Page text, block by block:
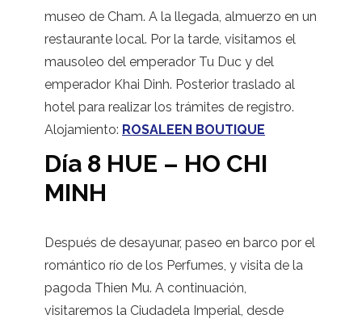
museo de Cham. A la llegada, almuerzo en un
restaurante local. Por la tarde, visitamos el
mausoleo del emperador Tu Duc y del
emperador Khai Dinh. Posterior traslado al
hotel para realizar los trámites de registro.
Alojamiento: ROSALEEN BOUTIQUE
Día 8 HUE – HO CHI
MINH
Después de desayunar, paseo en barco por el
romántico río de los Perfumes, y visita de la
pagoda Thien Mu. A continuación,
visitaremos la Ciudadela Imperial, desde